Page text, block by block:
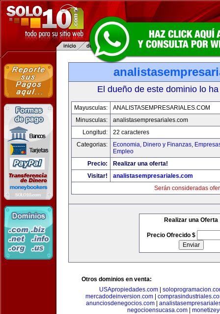
El dueño de este dominio lo
Mayusculas:
ANALISTASEMPRESARIALES.COM
Minusculas:
analistasempresariales.com
Longitud:
22 caracteres
Categorias:
Economia, Dinero y Finanzas,
Empleo
Precio:
Realizar una oferta!
Visitar!
analistasempresariales.com
Serán consideradas
Realizar una Oferta
Precio Ofrecido $
Otros dominios en venta:
USApropiedades.com
mercadodeinversion.com
anunciosdenegocios.com|
negocioensucasa.com|